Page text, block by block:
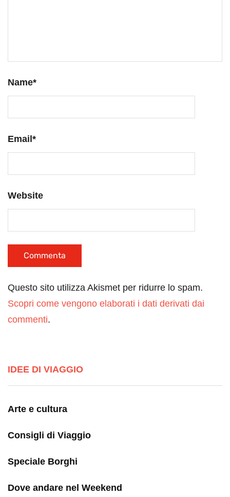
Name*
Email*
Website
Questo sito utilizza Akismet per ridurre lo spam.
Scopri come vengono elaborati i dati derivati dai
commenti.
IDEE DI VIAGGIO
Arte e cultura
Consigli di Viaggio
Speciale Borghi
Dove andare nel Weekend